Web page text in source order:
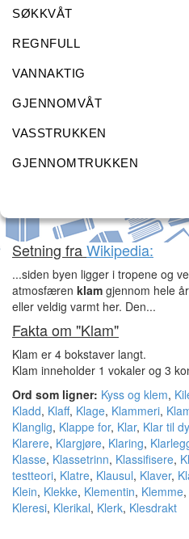
SØKKVÅT
REGNFULL
VANNAKTIG
GJENNOMVÅT
VASSTRUKKEN
GJENNOMTRUKKEN
Setning fraWikipedia:
...siden byen ligger i tropene og
atmosfæren klam gjennom hele
eller veldig varmt her. Den...
Fakta om "Klam"
Klam er 4 bokstaver langt.
Klam inneholder 1 vokaler og 3
Ord som ligner: Kyss og klem,
Kladd, Klaff, Klage, Klammeri,
Klanglig, Klappe for, Klar, Klar til
Klarere, Klargjøre, Klaring,
Klasse, Klassetrinn, Klassifisere,
testteori, Klatre, Klausul, Klaver,
Klein, Klekke, Klementin, Klemme,
Kleresi, Klerikal, Klerk, Klesdrakt